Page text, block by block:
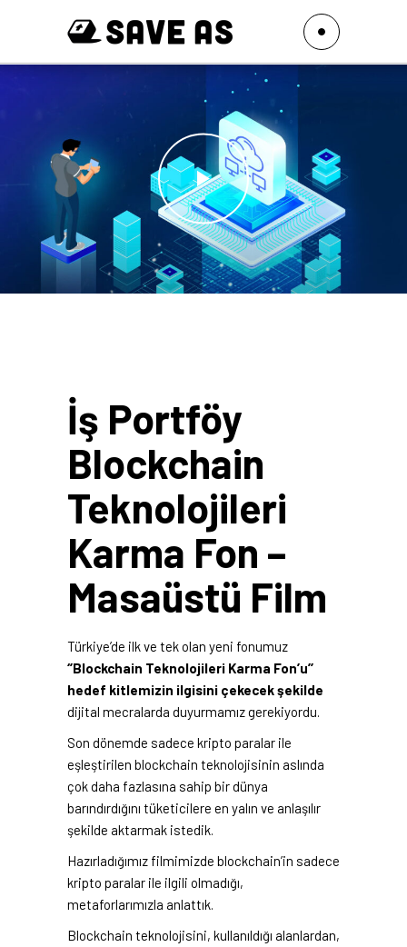
İş Portföy
Blockchain
Teknolojileri
Karma Fon –
Masaüstü Film
Türkiye’de ilk ve tek olan yeni fonumuz
‘’Blockchain Teknolojileri Karma Fon’u’’
hedef kitlemizin ilgisini çekecek şekilde
dijital mecralarda duyurmamız gerekiyordu.
Son dönemde sadece kripto paralar ile
eşleştirilen blockchain teknolojisinin aslında
çok daha fazlasına sahip bir dünya
barındırdığını tüketicilere en yalın ve anlaşılır
şekilde aktarmak istedik.
Hazırladığımız filmimizde blockchain’in sadece
kripto paralar ile ilgili olmadığı,
metaforlarımızla anlattık.
Blockchain teknolojisini, kullanıldığı alanlardan,